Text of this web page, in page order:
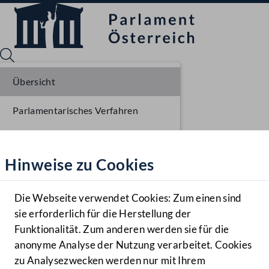
Hilfe
Benutzer
Navigationsmenü öffnen
MENÜ
Hinweise zu Cookies
Die Webseite verwendet Cookies: Zum einen sind
sie erforderlich für die Herstellung der
Funktionalität. Zum anderen werden sie für die
anonyme Analyse der Nutzung verarbeitet. Cookies
zu Analysezwecken werden nur mit Ihrem
Übersicht
Parlamentarisches Verfahren